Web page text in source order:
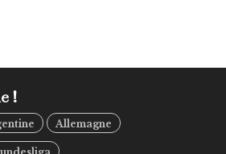
!
Allemagne